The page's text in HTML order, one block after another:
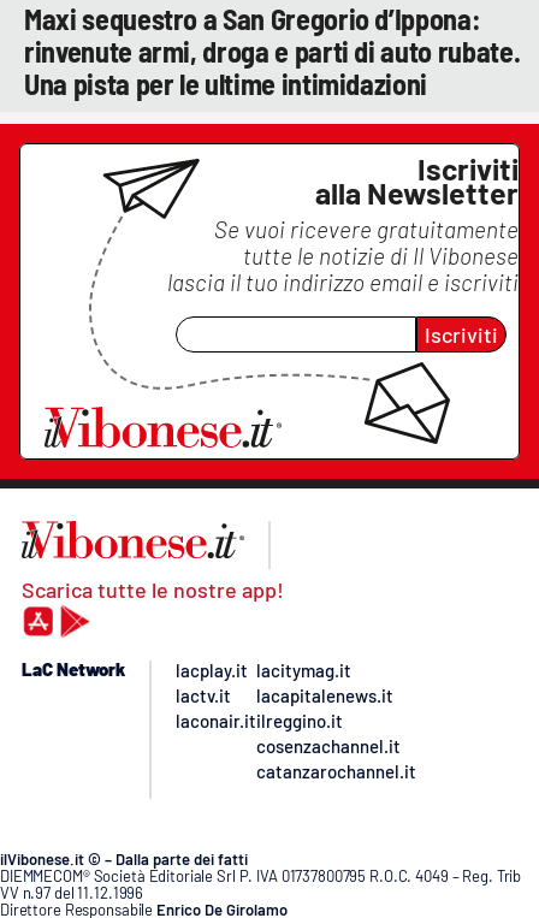
Maxi sequestro a San Gregorio d’Ippona:
rinvenute armi, droga e parti di auto rubate.
Una pista per le ultime intimidazioni
Iscriviti
alla Newsletter
Se vuoi ricevere gratuitamente
tutte le notizie di Il Vibonese
lascia il tuo indirizzo email e iscriviti
Iscriviti
Scarica tutte le nostre app!
LaC Network
lacplay.it
lactv.it
laconair.it
lacitymag.it
lacapitalenews.it
ilreggino.it
cosenzachannel.it
catanzarochannel.it
ilVibonese.it © – Dalla parte dei fatti
DIEMMECOM® Società Editoriale Srl P. IVA 01737800795 R.O.C. 4049 – Reg. Trib
VV n.97 del 11.12.1996
Direttore Responsabile Enrico De Girolamo